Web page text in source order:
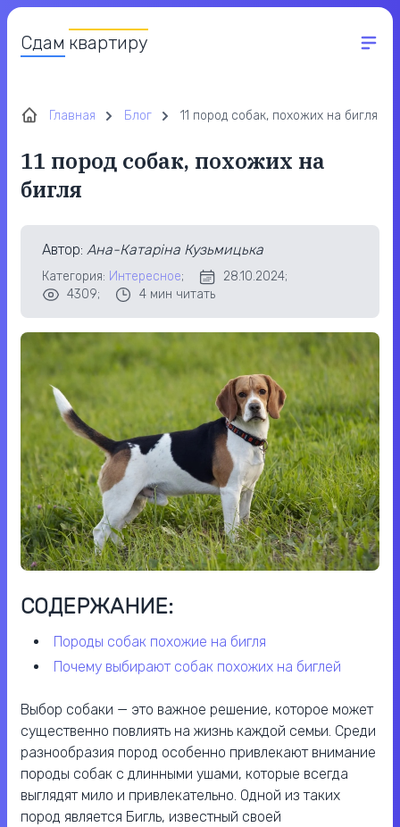
Сдам квартиру
Главная Блог 11 пород собак, похожих на бигля
11 пород собак, похожих на
бигля
Автор: Ана-Катаріна Кузьмицька
Категория: Интересное;
28.10.2024;
4309;
4 мин читать
СОДЕРЖАНИЕ:
породы собак похожие на бигля
почему выбирают собак похожих на биглей
Выбор собаки — это важное решение, которое может
существенно повлиять на жизнь каждой семьи. Среди
разнообразия пород особенно привлекают внимание
породы собак с длинными ушами, которые всегда
выглядят мило и привлекательно. Одной из таких
пород является Бигль, известный своей